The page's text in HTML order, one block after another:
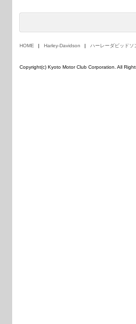
HOME Harley-Davidson ハーレーダビッドソ
Copyright(c) Kyoto Motor Club Corporation. All